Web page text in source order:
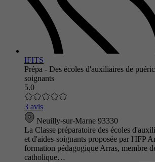
IFITS
Prépa - Des écoles d'auxiliaires de
soignants
5.0
3 avis
Neuilly-sur-Marne 93330
La Classe préparatoire des écoles
et d'aides-soignants proposée par l'IFP
formation pédagogique Arras, membre
catholique…